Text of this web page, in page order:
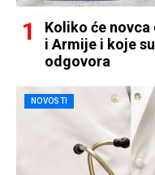
Koliko će
i Armije i koje
odgovora
NOVOSTI